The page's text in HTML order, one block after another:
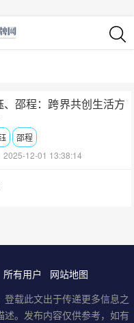
邵程：跨界共创生活方
邵程
2025-12-01 13:38:14
所有用户
网站地图
载此文出于传递更多信息之
。发布内容仅供参考，如有